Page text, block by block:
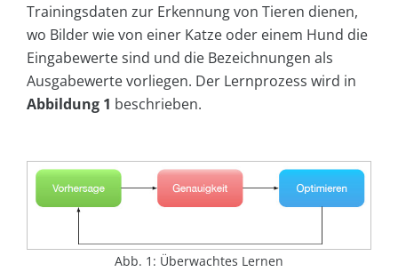
Trainingsdaten zur Erkennung von Tieren dienen,
wo Bilder wie von einer Katze oder einem Hund die
Eingabewerte sind und die Bezeichnungen als
Ausgabewerte vorliegen. Der Lernprozess wird in
Abbildung 1 beschrieben.
Abb. 1: Überwachtes Lernen